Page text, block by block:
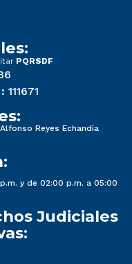
PQRSDF
111671
Reyes Echandía
y de 02:00 p.m. a 05:00
Judiciales